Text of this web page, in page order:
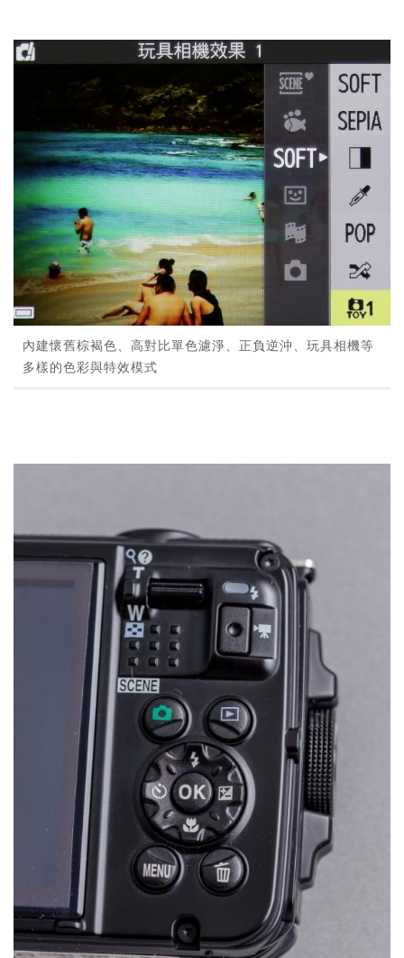
內建懷舊棕褐色、高對比單色濾淨、正負逆沖、玩具相機等
多樣的色彩與特效模式